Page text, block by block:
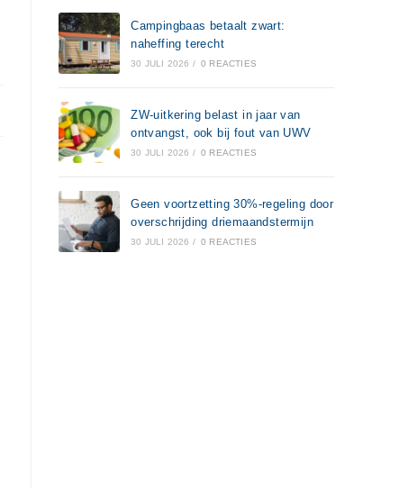
Campingbaas betaalt zwart:
naheffing terecht
30 JULI 2026 / 0 REACTIES
ZW-uitkering belast in jaar van
ontvangst, ook bij fout van UWV
30 JULI 2026 / 0 REACTIES
Geen voortzetting 30%-regeling door
overschrijding driemaandstermijn
30 JULI 2026 / 0 REACTIES